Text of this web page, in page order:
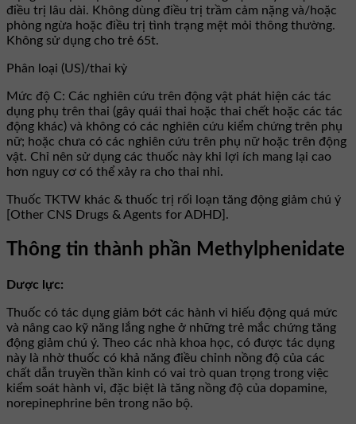
điều trị lâu dài. Không dùng điều trị trầm cảm nặng và/hoặc
phòng ngừa hoặc điều trị tình trạng mệt mỏi thông thường.
Không sử dụng cho trẻ 65t.
Phân loại (US)/thai kỳ
Mức độ C: Các nghiên cứu trên động vật phát hiện các tác
dụng phụ trên thai (gây quái thai hoặc thai chết hoặc các tác
động khác) và không có các nghiên cứu kiểm chứng trên phụ
nữ; hoặc chưa có các nghiên cứu trên phụ nữ hoặc trên động
vật. Chỉ nên sử dụng các thuốc này khi lợi ích mang lại cao
hơn nguy cơ có thể xảy ra cho thai nhi.
Thuốc TKTW khác & thuốc trị rối loạn tăng động giảm chú ý
[Other CNS Drugs & Agents for ADHD].
Thông tin thành phần Methylphenidate
Dược lực:
Thuốc có tác dụng giảm bớt các hành vi hiếu động quá mức
và nâng cao kỹ năng lắng nghe ở những trẻ mắc chứng tăng
động giảm chú ý. Theo các nhà khoa học, có được tác dụng
này là nhờ thuốc có khả năng điều chỉnh nồng độ của các
chất dẫn truyền thần kinh có vai trò quan trọng trong việc
kiểm soát hành vi, đặc biệt là tăng nồng độ của dopamine,
norepinephrine bên trong não bộ.